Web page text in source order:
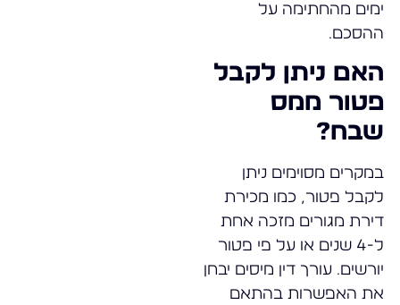
ימים מהחתימה על
ההסכם.
האם ניתן לקבל
פטור ממס
שבח?
במקרים מסוימים ניתן
לקבל פטור, כמו מכירת
דירת מגורים מזכה אחת
ל-4 שנים או על פי פטור
יורשים. עורך דין מיסים יבחן
את האפשרות בהתאם